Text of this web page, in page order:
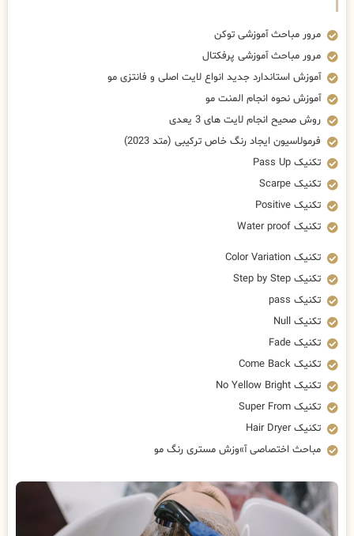
مرور مباحث آموزشی توکن
مرور مباحث آموزشی پرفکتال
آموزش استاندارد جدید انواع لایت اصلی و فانتزی مو
آموزش نحوه انجام المنت مو
روش صحیح انجام لایت های 3 یعدی
فرمولاسیون ایجاد رنگ خاص ترکیبی (متد 2023)
تکنیک Pass Up
تکنیک Scarpe
تکنیک Positive
تکنیک Water proof
تکنیک Color Variation
تکنیک Step by Step
تکنیک pass
تکنیک Null
تکنیک Fade
تکنیک Come Back
تکنیک No Yellow Bright
تکنیک Super From
تکنیک Hair Dryer
مباحث اختصاصی آ»وزش مستری رنگ مو